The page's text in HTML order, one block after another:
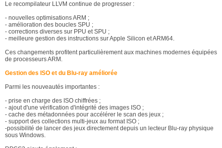
Le recompilateur LLVM continue de progresser :
- nouvelles optimisations ARM ;
- amélioration des boucles SPU ;
- corrections diverses sur PPU et SPU ;
- meilleure gestion des instructions sur Apple Silicon et ARM64.
Ces changements profitent particulièrement aux machines modernes équipées
de processeurs ARM.
Gestion des ISO et du Blu-ray améliorée
Parmi les nouveautés importantes :
- prise en charge des ISO chiffrées ;
- ajout d'une vérification d'intégrité des images ISO ;
- cache des métadonnées pour accélérer le scan des jeux ;
- support des collections multi-jeux au format ISO ;
-possibilité de lancer des jeux directement depuis un lecteur Blu-ray physique
sous Windows.